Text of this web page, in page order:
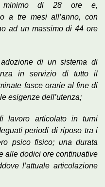
minimo di 28 ore e,
a tre mesi all’anno, con
ad un massimo di 44 ore
di un sistema di
in servizio di tutto il
fasce orarie al fine di
esigenze dell’utenza;
lavoro articolato in turni
periodi di riposo tra i
psico fisico; una durata
alle dodici ore continuative
l’attuale articolazione